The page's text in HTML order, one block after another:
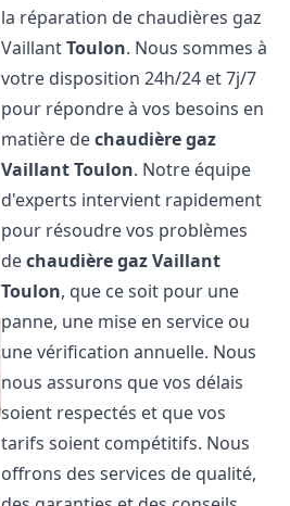
la réparation de chaudières gaz
VaillantToulon. Nous sommes à
votre disposition 24h/24 et 7j/7
pour répondre à vos besoins en
matière dechaudière gaz
VaillantToulon. Notre équipe
d'experts intervient rapidement
pour résoudre vos problèmes
dechaudière gaz Vaillant
Toulon, que ce soit pour une
panne, une mise en service ou
une vérification annuelle. Nous
nous assurons que vos délais
soient respectés et que vos
tarifs soient compétitifs. Nous
offrons des services de qualité,